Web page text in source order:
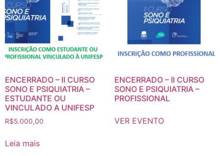
ENCERRADO – II CURSO
SONO E PSIQUIATRIA –
ESTUDANTE OU
VINCULADO A UNIFESP
R$5.000,00
Leia mais
ENCERRADO – II CURSO
SONO E PSIQUIATRIA –
PROFISSIONAL
VER EVENTO